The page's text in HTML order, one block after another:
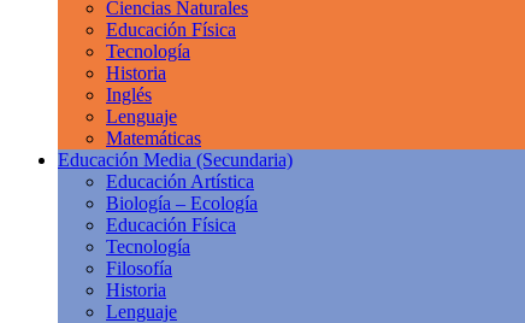
Ciencias Naturales
Educación Física
Tecnología
Historia
Inglés
Lenguaje
Matemáticas
Educación Media (Secundaria)
Educación Artística
Biología – Ecología
Educación Física
Tecnología
Filosofía
Historia
Lenguaje